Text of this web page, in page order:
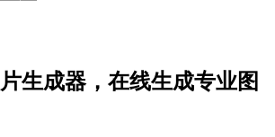
生成器，在线生成专业图